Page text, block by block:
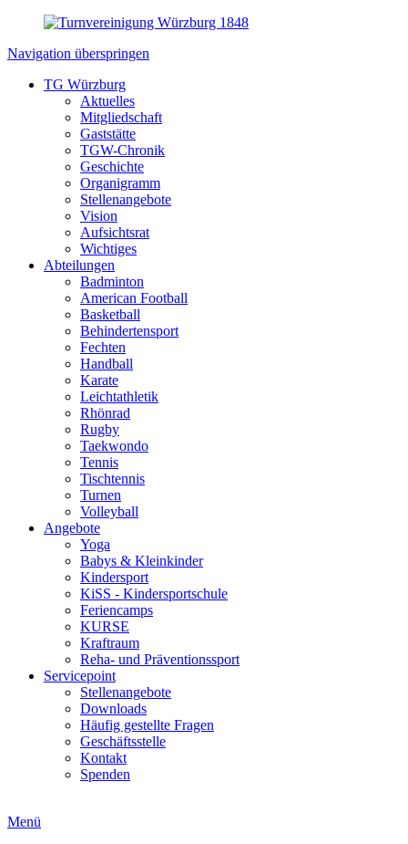
Navigation überspringen
TG Würzburg
Aktuelles
Mitgliedschaft
Gaststätte
TGW-Chronik
Geschichte
Organigramm
Stellenangebote
Vision
Aufsichtsrat
Wichtiges
Abteilungen
Badminton
American Football
Basketball
Behindertensport
Fechten
Handball
Karate
Leichtathletik
Rhönrad
Rugby
Taekwondo
Tennis
Tischtennis
Turnen
Volleyball
Angebote
Yoga
Babys & Kleinkinder
Kindersport
KiSS - Kindersportschule
Feriencamps
KURSE
Kraftraum
Reha- und Präventionssport
Servicepoint
Stellenangebote
Downloads
Häufig gestellte Fragen
Geschäftsstelle
Kontakt
Spenden
Menü